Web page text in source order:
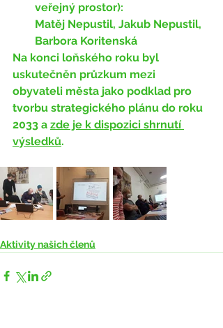
veřejný prostor):
Matěj Nepustil, Jakub Nepustil,
Barbora Koritenská
Na konci loňského roku byl
uskutečněn průzkum mezi
obyvateli města jako podklad pro
tvorbu strategického plánu do roku
2033 a zde je k dispozici shrnutí
výsledků.
Aktivity našich členů